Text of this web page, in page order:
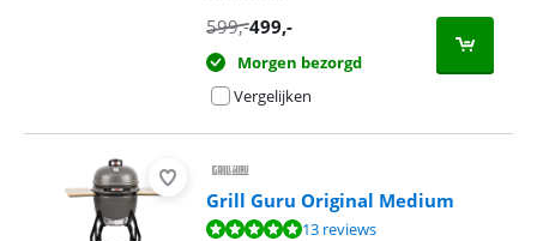
599,-499,-
Morgen bezorgd
Vergelijken
Grill Guru Original Medium
Beoordeling is 9,8 van de 10, gebaseerd op 13 reviews.
13 reviews